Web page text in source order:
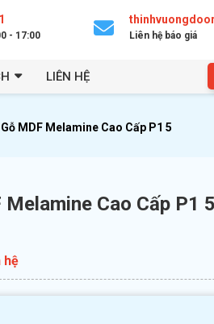
- 17:00 Liên hệ báo giá
LIÊN HỆ
MDF Melamine Cao Cấp P1 5
Melamine Cao Cấp P1 5
hệ